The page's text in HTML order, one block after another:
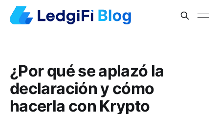
¿Por qué se aplazó la
declaración y cómo
hacerla con Krypto